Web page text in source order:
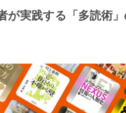
が実践する「多読術